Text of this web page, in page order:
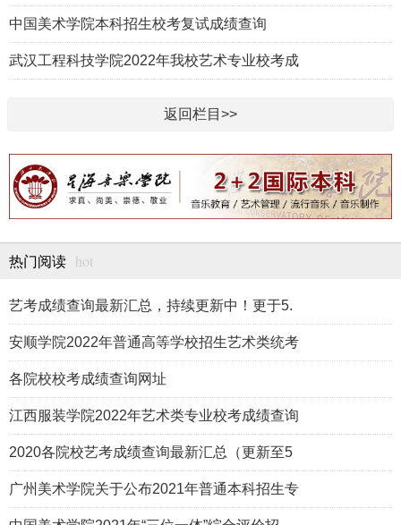
中国美术学院本科招生校考复试成绩查询
武汉工程科技学院2022年我校艺术专业校考成
返回栏目>>
热门阅读 hot
艺考成绩查询最新汇总，持续更新中！更于5.
安顺学院2022年普通高等学校招生艺术类统考
各院校校考成绩查询网址
江西服装学院2022年艺术类专业校考成绩查询
2020各院校艺考成绩查询最新汇总（更新至5
广州美术学院关于公布2021年普通本科招生专